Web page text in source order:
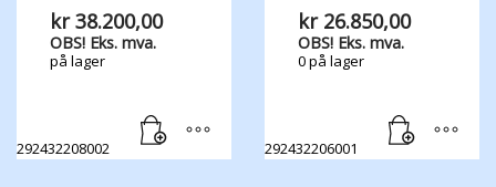
kr38.200,00
OBS! Eks. mva.
på lager
292432208002
kr26.850,00
OBS! Eks. mva.
0 på lager
292432206001